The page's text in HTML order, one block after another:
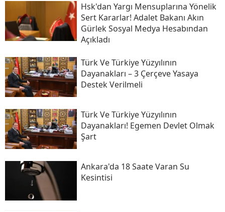
Hsk'dan Yargı Mensuplarına Yönelik
Sert Kararlar! Adalet Bakanı Akın
Gürlek Sosyal Medya Hesabından
Açıkladı
Türk Ve Türkiye Yüzyılının
Dayanakları – 3 Çerçeve Yasaya
Destek Verilmeli
Türk Ve Türkiye Yüzyılının
Dayanakları! Egemen Devlet Olmak
Şart
Ankara'da 18 Saate Varan Su
Kesintisi